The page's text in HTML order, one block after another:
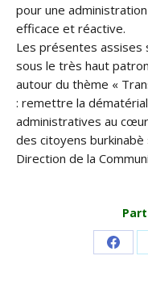
pour une
efficace et réactive.
Les présentes assises
sous le très haut
autour du thème «
: remettre la
administratives au
des citoyens burkinabè
Direction de la
Share